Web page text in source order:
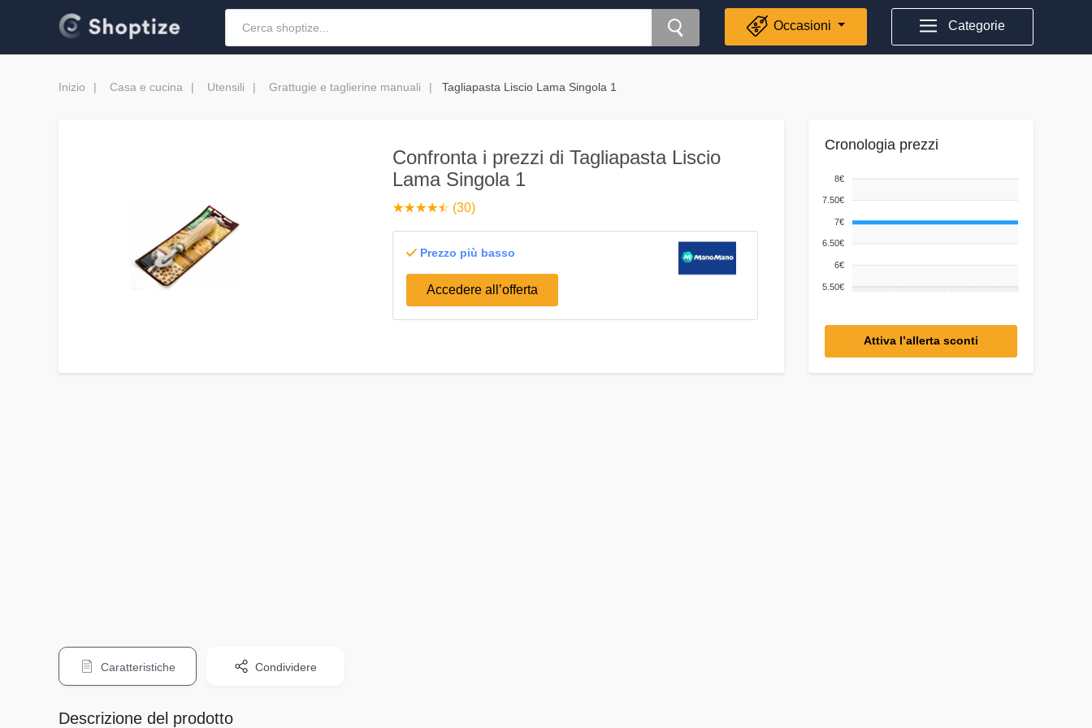
Occasioni Categorie
Inizio Casa e cucina Utensili Grattugie e taglierine manuali Tagliapasta Liscio Lama Singola 1
Confronta i prezzi di Tagliapasta Liscio
Lama Singola 1
☆☆☆☆☆
★★★★★ (30)
Prezzo più basso
Accedere all’offerta
Cronologia prezzi
8€
7.50€
7€
6.50€
6€
5.50€
Attiva l’allerta sconti
Caratteristiche Condividere
Descrizione del prodotto